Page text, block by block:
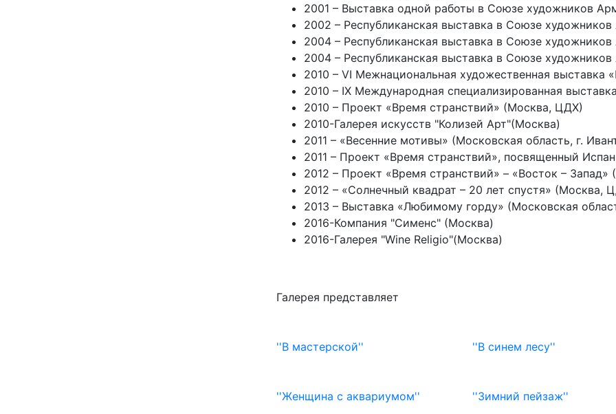
2001 – Выставка одной работы в Союзе художников
2002 – Республиканская выставка в Союзе
2004 – Республиканская выставка в Союзе
2004 – Республиканская выставка в Союзе
2010 – VI Межнациональная художественная
2010 – IX Международная специализированная
2010 – Проект «Время странствий» (Москва, ЦДХ)
2010-Галерея искусств "Колизей Арт"(Москва)
2011 – «Весенние мотивы» (Московская область, г.
2011 – Проект «Время странствий», посвященный
2012 – Проект «Время странствий» – «Восток –
2012 – «Солнечный квадрат – 20 лет спустя» (Москва,
2013 – Выставка «Любимому горду» (Московская
2016-Компания "Сименс" (Москва)
2016-Галерея "Wine Religio"(Москва)
Галерея представляет
''В мастерской'' ''В синем лесу''
''Женщина с аквариумом'' ''Зимний пейзаж''